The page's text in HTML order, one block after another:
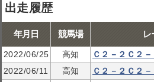
出走履歴
年月日 競馬場 レ
2022/06/25 高知 Ｃ２－２Ｃ２－
2022/06/11
高知 Ｃ２－２Ｃ２－